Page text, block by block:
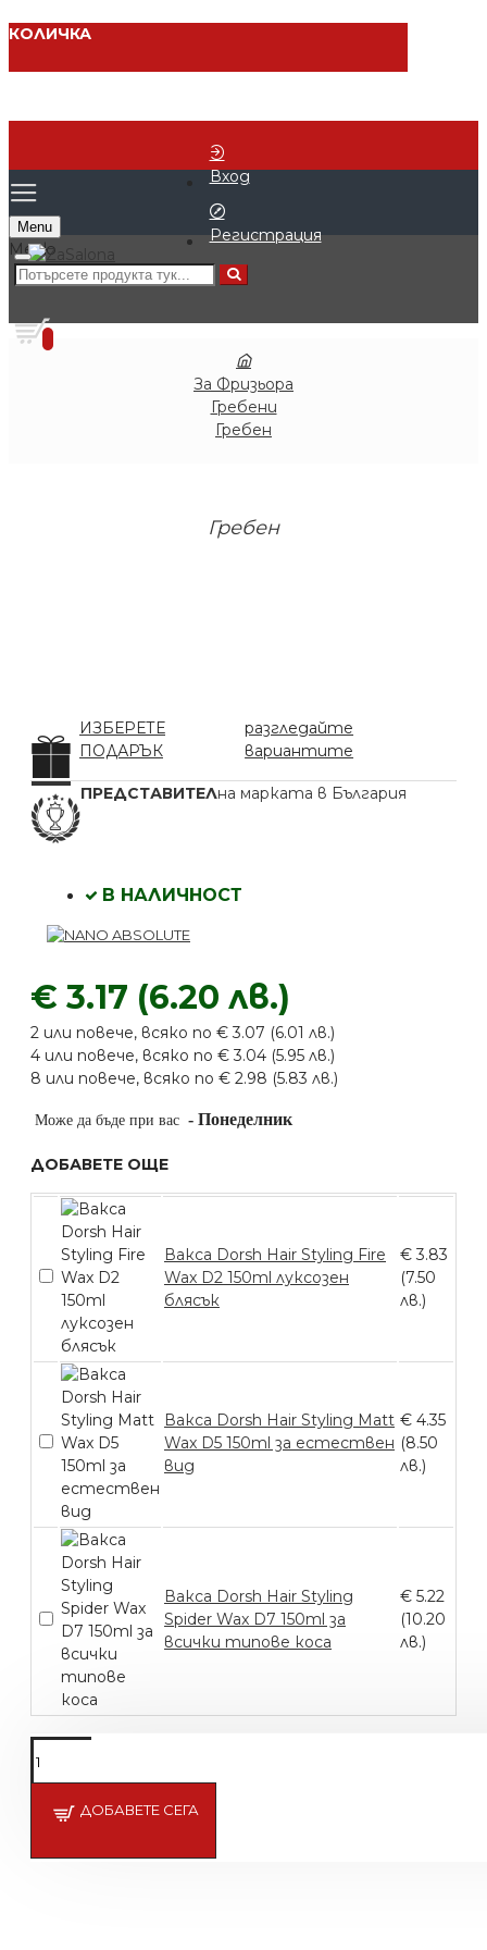
КОЛИЧКА
Вход
Регистрация
Menu
0
За Фризьора
Гребени
Гребен
Гребен
ИЗБЕРЕТЕ
ПОДАРЪК
разгледайте
вариантите
ПРЕДСТАВИТЕЛна марката в България
€ 3.17 (6.20 лв.)
2 или повече, всяко по € 3.07 (6.01 лв.)
4 или повече, всяко по € 3.04 (5.95 лв.)
8 или повече, всяко по € 2.98 (5.83 лв.)
В НАЛИЧНОСТ
Може да бъде при вас - Понеделник
ДОБАВЕТЕ ОЩЕ
Вакса Dorsh Hair Styling Fire
Wax D2 150ml луксозен
блясък
€ 3.83
(7.50
лв.)
Вакса Dorsh Hair Styling Matt
Wax D5 150ml за естествен
вид
€ 4.35
(8.50
лв.)
Вакса Dorsh Hair Styling
Spider Wax D7 150ml за
всички типове коса
€ 5.22
(10.20
лв.)
ДОБАВЕТЕ СЕГА